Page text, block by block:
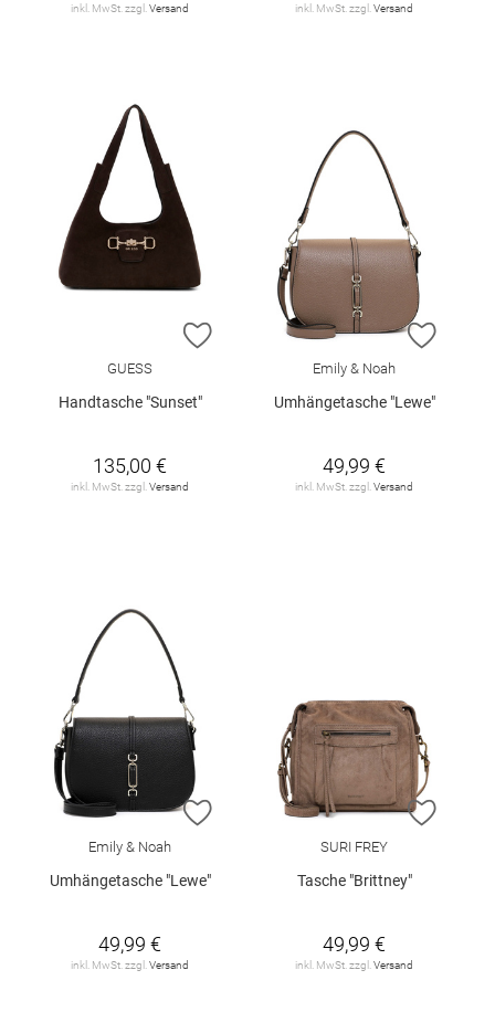
inkl. MwSt. zzgl. Versand inkl. MwSt. zzgl. Versand
ZUR WUNSCHLISTE HINZUFÜGEN
GUESS
Handtasche "Sunset"
135,00 €
inkl. MwSt. zzgl. Versand
ZUR
Emily & Noah
Umhängetasche "Lewe"
49,99 €
inkl. MwSt. zzgl. Versand
ZUR WUNSCHLISTE HINZUFÜGEN
Emily & Noah
Umhängetasche "Lewe"
49,99 €
inkl. MwSt. zzgl. Versand
ZUR
SURI FREY
Tasche "Brittney"
49,99 €
inkl. MwSt. zzgl. Versand